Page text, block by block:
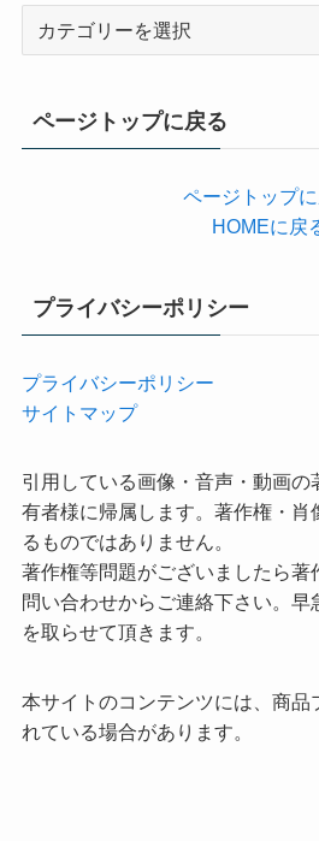
ページトップに戻る
ページトップ
HOMEに戻
プライバシーポリシー
プライバシーポリシー
サイトマップ
引用している画像・音声・動画の
有者様に帰属します。著作権・肖
るものではありません。
著作権等問題がございましたら著
問い合わせからご連絡下さい。
を取らせて頂きます。
本サイトのコンテンツには、商品
れている場合があります。